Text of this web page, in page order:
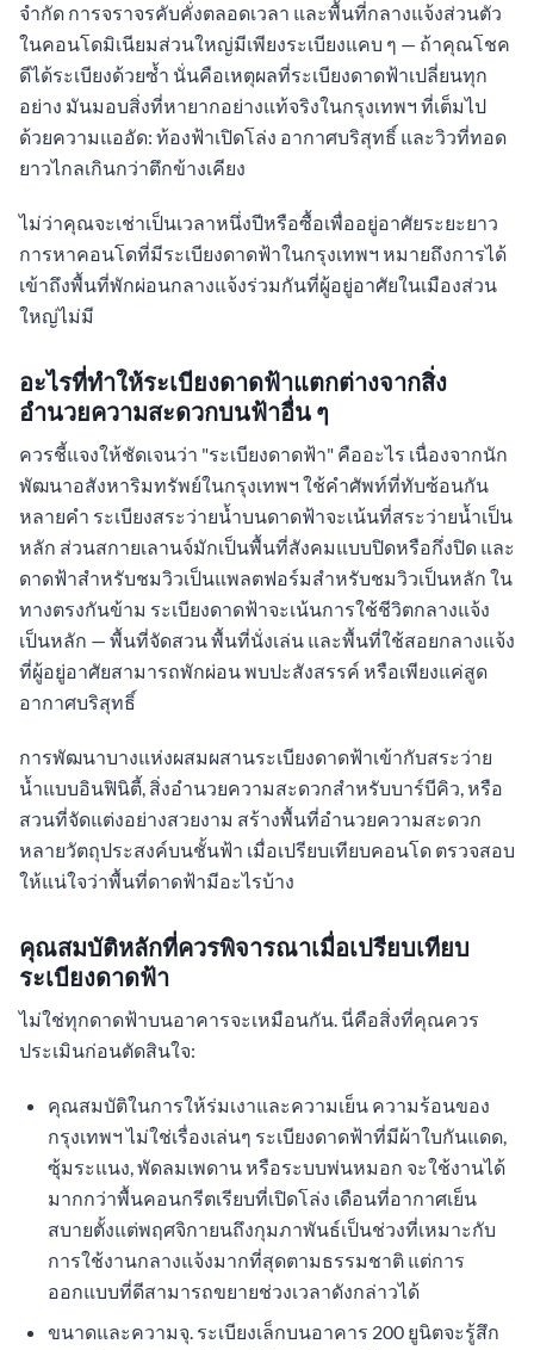
จำกัด การจราจรคับคั่งตลอดเวลา และพื้นที่กลางแจ้งส่วนตัว
ในคอนโดมิเนียมส่วนใหญ่มีเพียงระเบียงแคบ ๆ — ถ้าคุณโชค
ดีได้ระเบียงด้วยซ้ำ นั่นคือเหตุผลที่ระเบียงดาดฟ้าเปลี่ยนทุก
อย่าง มันมอบสิ่งที่หายากอย่างแท้จริงในกรุงเทพฯ ที่เต็มไป
ด้วยความแออัด: ท้องฟ้าเปิดโล่ง อากาศบริสุทธิ์ และวิวที่ทอด
ยาวไกลเกินกว่าตึกข้างเคียง
ไม่ว่าคุณจะเช่าเป็นเวลาหนึ่งปีหรือซื้อเพื่ออยู่อาศัยระยะยาว
การหาคอนโดที่มีระเบียงดาดฟ้าในกรุงเทพฯ หมายถึงการได้
เข้าถึงพื้นที่พักผ่อนกลางแจ้งร่วมกันที่ผู้อยู่อาศัยในเมืองส่วน
ใหญ่ไม่มี
อะไรที่ทำให้ระเบียงดาดฟ้าแตกต่างจากสิ่ง
อำนวยความสะดวกบนฟ้าอื่น ๆ
ควรชี้แจงให้ชัดเจนว่า "ระเบียงดาดฟ้า" คืออะไร เนื่องจากนัก
พัฒนาอสังหาริมทรัพย์ในกรุงเทพฯ ใช้คำศัพท์ที่ทับซ้อนกัน
หลายคำ ระเบียงสระว่ายน้ำบนดาดฟ้าจะเน้นที่สระว่ายน้ำเป็น
หลัก ส่วนสกายเลานจ์มักเป็นพื้นที่สังคมแบบปิดหรือกึ่งปิด และ
ดาดฟ้าสำหรับชมวิวเป็นแพลตฟอร์มสำหรับชมวิวเป็นหลัก ใน
ทางตรงกันข้าม ระเบียงดาดฟ้าจะเน้นการใช้ชีวิตกลางแจ้ง
เป็นหลัก — พื้นที่จัดสวน พื้นที่นั่งเล่น และพื้นที่ใช้สอยกลางแจ้ง
ที่ผู้อยู่อาศัยสามารถพักผ่อน พบปะสังสรรค์ หรือเพียงแค่สูด
อากาศบริสุทธิ์
การพัฒนาบางแห่งผสมผสานระเบียงดาดฟ้าเข้ากับสระว่าย
น้ำแบบอินฟินิตี้, สิ่งอำนวยความสะดวกสำหรับบาร์บีคิว, หรือ
สวนที่จัดแต่งอย่างสวยงาม สร้างพื้นที่อำนวยความสะดวก
หลายวัตถุประสงค์บนชั้นฟ้า เมื่อเปรียบเทียบคอนโด ตรวจสอบ
ให้แน่ใจว่าพื้นที่ดาดฟ้ามีอะไรบ้าง
คุณสมบัติหลักที่ควรพิจารณาเมื่อเปรียบเทียบ
ระเบียงดาดฟ้า
ไม่ใช่ทุกดาดฟ้าบนอาคารจะเหมือนกัน. นี่คือสิ่งที่คุณควร
ประเมินก่อนตัดสินใจ:
คุณสมบัติในการให้ร่มเงาและความเย็น ความร้อนของ
กรุงเทพฯ ไม่ใช่เรื่องเล่นๆ ระเบียงดาดฟ้าที่มีผ้าใบกันแดด,
ซุ้มระแนง, พัดลมเพดาน หรือระบบพ่นหมอก จะใช้งานได้
มากกว่าพื้นคอนกรีตเรียบที่เปิดโล่ง เดือนที่อากาศเย็น
สบายตั้งแต่พฤศจิกายนถึงกุมภาพันธ์เป็นช่วงที่เหมาะกับ
การใช้งานกลางแจ้งมากที่สุดตามธรรมชาติ แต่การ
ออกแบบที่ดีสามารถขยายช่วงเวลาดังกล่าวได้
ขนาดและความจุ. ระเบียงเล็กบนอาคาร 200 ยูนิตจะรู้สึก